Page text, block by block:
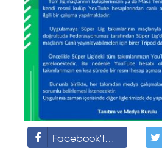
Facebook'ta Paylaş